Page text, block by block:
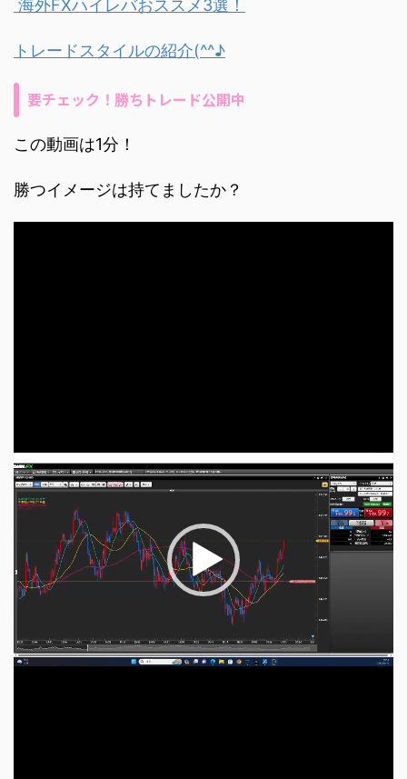
海外FXハイレバおススメ3選！
トレードスタイルの紹介(^^♪
要チェック！勝ちトレード公開中
この動画は1分！
勝つイメージは持てましたか？